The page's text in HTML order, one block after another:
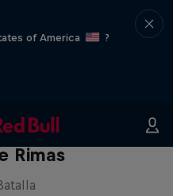
of America
?
Historia:
Rimas